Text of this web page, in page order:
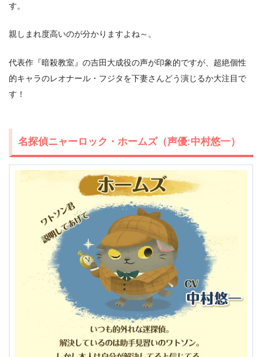
す。
親しまれ度高いのが分かりますよね～。
代表作『暗殺教室』の吉田大成役の声が印象的ですが、超絶個性
的キャラのレオナール・フジタを下妻さんどう演じるか大注目で
す！
名探偵ニャーロック・ホームズ（声優:中村悠一）